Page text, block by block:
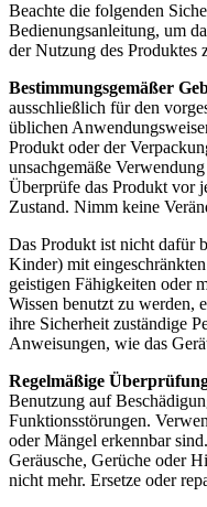
Beachte die folgenden
Bedienungsanleitung, um
der Nutzung des Produktes
Bestimmungsgemäßer
ausschließlich für den
üblichen
Produkt oder der
unsachgemäße
Überprüfe das Produkt vor
Zustand. Nimm keine
Das Produkt ist nicht dafür
Kinder) mit
geistigen Fähigkeiten oder
Wissen benutzt zu werden,
ihre Sicherheit zuständige
Anweisungen, wie das
Regelmäßige
Benutzung auf
Funktionsstörungen.
oder Mängel erkennbar
Geräusche, Gerüche oder
nicht mehr. Ersetze oder